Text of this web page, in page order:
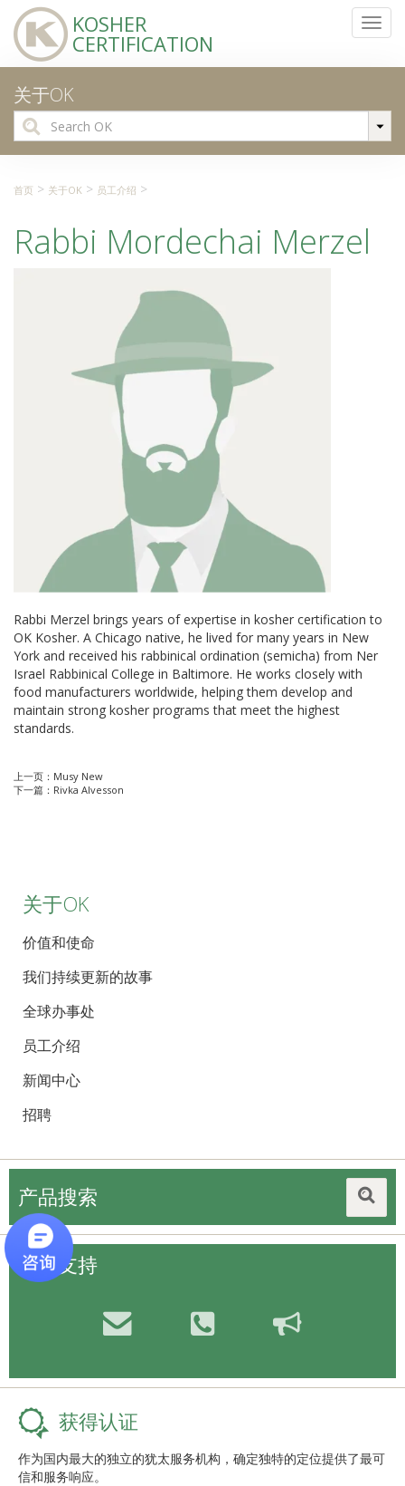
KOSHER
CERTIFICATION
关于OK
Search
for:
首页 > 关于OK > 员工介绍 >
Rabbi Mordechai Merzel
Rabbi Merzel brings years of expertise in kosher certification to
OK Kosher. A Chicago native, he lived for many years in New
York and received his rabbinical ordination (semicha) from Ner
Israel Rabbinical College in Baltimore. He works closely with
food manufacturers worldwide, helping them develop and
maintain strong kosher programs that meet the highest
standards.
上一页： Musy New
下一篇： Rivka Alvesson
关于OK
价值和使命
我们持续更新的故事
全球办事处
员工介绍
新闻中心
招聘
产品搜索
客户支持
获得认证
作为国内最大的独立的犹太服务机构，确定独特的定位提供了最可
信和服务响应。